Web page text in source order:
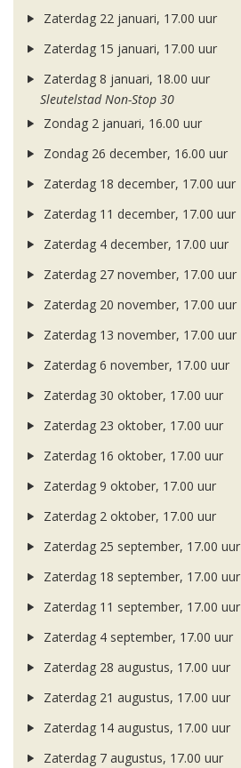
Zaterdag 22 januari, 17.00 uur
Zaterdag 15 januari, 17.00 uur
Zaterdag 8 januari, 18.00 uur
Sleutelstad Non-Stop 30
Zondag 2 januari, 16.00 uur
Zondag 26 december, 16.00 uur
Zaterdag 18 december, 17.00 uur
Zaterdag 11 december, 17.00 uur
Zaterdag 4 december, 17.00 uur
Zaterdag 27 november, 17.00 uur
Zaterdag 20 november, 17.00 uur
Zaterdag 13 november, 17.00 uur
Zaterdag 6 november, 17.00 uur
Zaterdag 30 oktober, 17.00 uur
Zaterdag 23 oktober, 17.00 uur
Zaterdag 16 oktober, 17.00 uur
Zaterdag 9 oktober, 17.00 uur
Zaterdag 2 oktober, 17.00 uur
Zaterdag 25 september, 17.00 uur
Zaterdag 18 september, 17.00 uur
Zaterdag 11 september, 17.00 uur
Zaterdag 4 september, 17.00 uur
Zaterdag 28 augustus, 17.00 uur
Zaterdag 21 augustus, 17.00 uur
Zaterdag 14 augustus, 17.00 uur
Zaterdag 7 augustus, 17.00 uur